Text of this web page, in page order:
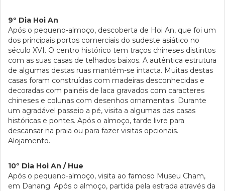
9º Dia Hoi An
Após o pequeno-almoço, descoberta de Hoi An, que foi um
dos principais portos comerciais do sudeste asiático no
século XVI. O centro histórico tem traços chineses distintos
com as suas casas de telhados baixos. A autêntica estrutura
de algumas destas ruas mantém-se intacta. Muitas destas
casas foram construídas com madeiras desconhecidas e
decoradas com painéis de laca gravados com caracteres
chineses e colunas com desenhos ornamentais. Durante
um agradável passeio a pé, visita a algumas das casas
históricas e pontes. Após o almoço, tarde livre para
descansar na praia ou para fazer visitas opcionais.
Alojamento.
10º Dia Hoi An / Hue
Após o pequeno-almoço, visita ao famoso Museu Cham,
em Danang. Após o almoço, partida pela estrada através da